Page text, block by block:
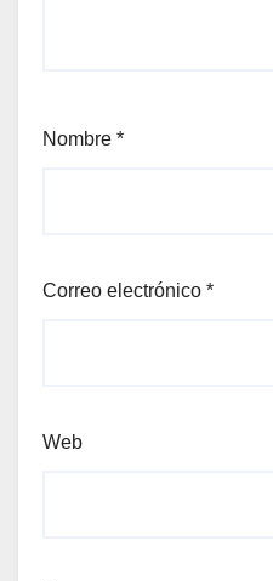
Nombre *
Correo electrónico *
Web